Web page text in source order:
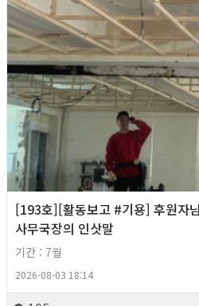
[193호][활동보고 #기용] 후원자
사무국장의 인삿말
기간 : 7월
2026-08-03 18:14